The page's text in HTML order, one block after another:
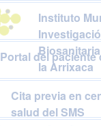
Instituto
la Arrixaca
Portal del paciente
Cita previa en
salud del SMS